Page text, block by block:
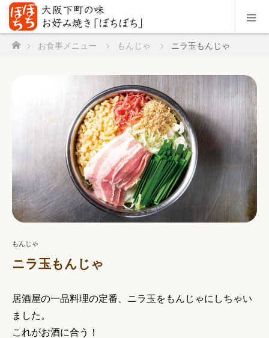
ホームお食事メニュー もんじゃ ニラ玉もんじゃ
もんじゃ
ニラ玉もんじゃ
居酒屋の一品料理の定番、ニラ玉をもんじゃにしちゃい
ました。
これがお酒に合う！